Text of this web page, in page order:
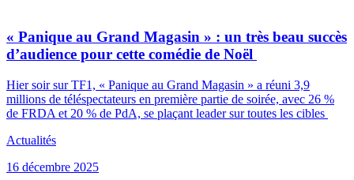
« Panique au Grand Magasin » : un très beau succès
d’audience pour cette comédie de Noël
Hier soir sur TF1, « Panique au Grand Magasin » a réuni 3,9
millions de téléspectateurs en première partie de soirée, avec 26 %
de FRDA et 20 % de PdA, se plaçant leader sur toutes les cibles
Actualités
16 décembre 2025